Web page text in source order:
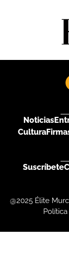
Noticias
Cultura
Suscríbete
@2025 Élite